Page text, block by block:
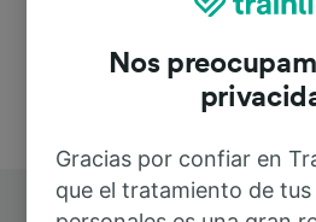
Nos
Gracias por confiar en
que el tratamiento de